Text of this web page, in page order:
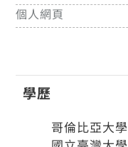
個人網頁
學歷
哥倫比亞大